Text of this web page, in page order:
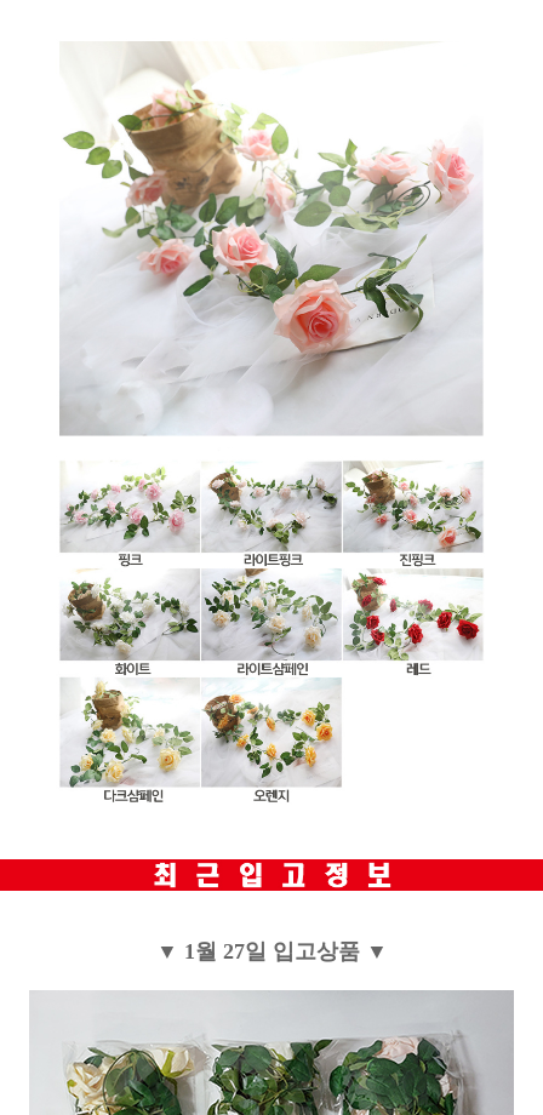
▼ 1월 27일 입고상품 ▼